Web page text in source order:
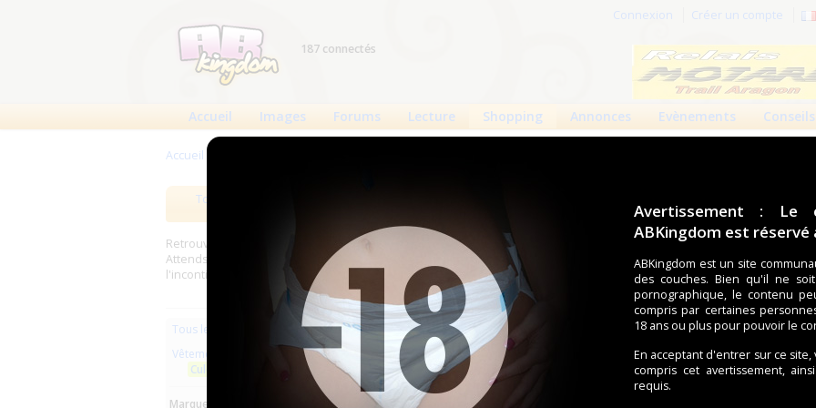
Avertissement : Le
ABKingdom est réservé
ABKingdom est un site
des couches. Bien qu'il ne
pornographique, le contenu
compris par certaines
18 ans ou plus pour pouvoir le
En acceptant d'entrer sur ce
compris cet avertissement,
requis.
Connexion Créer un compte
187 connectés
Accueil Images Forums Lecture Shopping Annonces Evènements Conseils
Accueil
Tous les produits
Retrouverez sur cette page les meilleures couches (Tena, Abena, Molicare, Comficare, Confiance, Depend,
Attends, Bambino...) et les meilleurs produits aussi bien pour les fétichistes des couches que pour
l'incontinence.
Tous les produits
Vêtements en plastique
Culottes plastique
Marques :
Les plus récents Trier par nom
Culotte plastique
Su...
Culotte plastique
Suprima